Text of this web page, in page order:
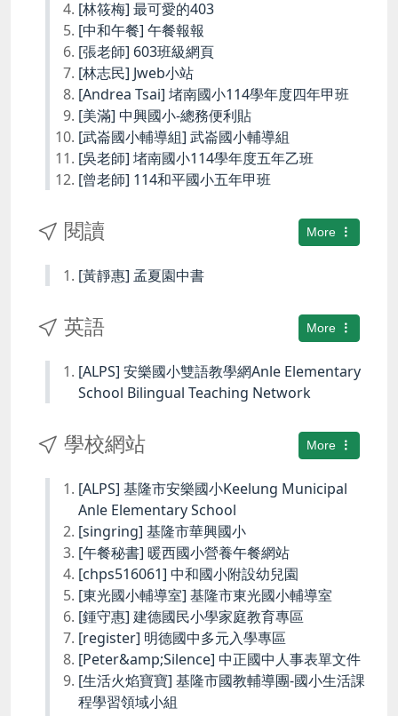
[林筱梅] 最可愛的403
[中和午餐] 午餐報報
[張老師] 603班級網頁
[林志民] Jweb小站
[Andrea Tsai] 堵南國小114學年度四年甲班
[美滿] 中興國小-總務便利貼
[武崙國小輔導組] 武崙國小輔導組
[吳老師] 堵南國小114學年度五年乙班
[曾老師] 114和平國小五年甲班
More
閱讀
[黃靜惠] 孟夏園中書
More
英語
[ALPS] 安樂國小雙語教學網Anle Elementary
School Bilingual Teaching Network
More
學校網站
[ALPS] 基隆市安樂國小Keelung Municipal
Anle Elementary School
[singring] 基隆市華興國小
[午餐秘書] 暖西國小營養午餐網站
[chps516061] 中和國小附設幼兒園
[東光國小輔導室] 基隆市東光國小輔導室
[鍾守惠] 建德國民小學家庭教育專區
[register] 明德國中多元入學專區
[Peter&amp;Silence] 中正國中人事表單文件
[生活火焰寶寶] 基隆市國教輔導團-國小生活課
程學習領域小組